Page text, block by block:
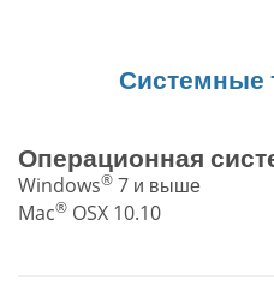
Системные
Операционная
Windows® 7 и выше
Mac® OSX 10.10